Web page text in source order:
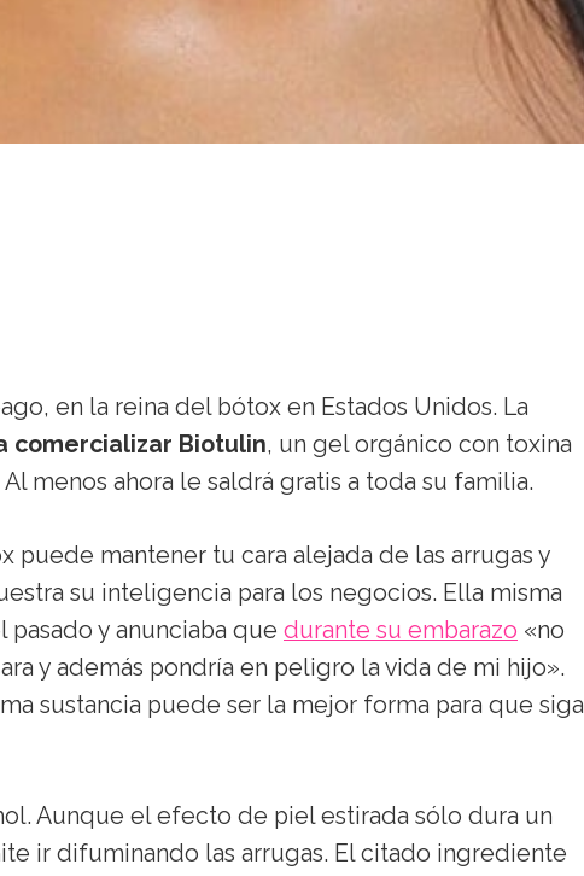
en la reina del bótox en Estados Unidos. La
comercializar Biotulin, un gel orgánico con toxina
menos ahora le saldrá gratis a toda su familia.
mantener tu cara alejada de las arrugas y
su inteligencia para los negocios. Ella misma
y anunciaba que durante su embarazo «no
y además pondría en peligro la vida de mi hijo».
sustancia puede ser la mejor forma para que siga
Aunque el efecto de piel estirada sólo dura un
ir difuminando las arrugas. El citado ingrediente